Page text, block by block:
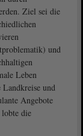
Ziel sei die
und
Leben
und
Angebote
lobte die